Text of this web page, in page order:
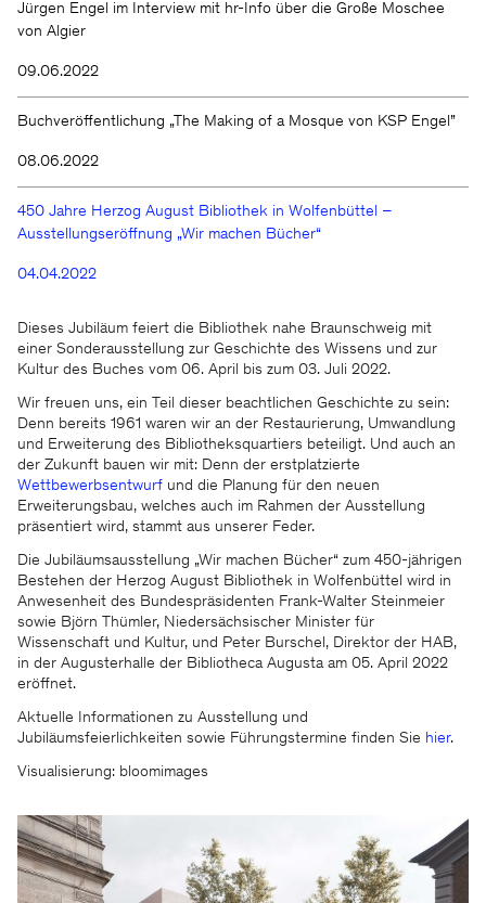
Jürgen Engel im Interview mit hr-Info über die Große Moschee
von Algier
09.06.2022
Buchveröffentlichung „The Making of a Mosque von KSP Engel”
08.06.2022
450 Jahre Herzog August Bibliothek in Wolfenbüttel –
Ausstellungseröffnung „Wir machen Bücher“
04.04.2022
Dieses Jubiläum feiert die Bibliothek nahe Braunschweig mit
einer Sonderausstellung zur Geschichte des Wissens und zur
Kultur des Buches vom 06. April bis zum 03. Juli 2022.
Wir freuen uns, ein Teil dieser beachtlichen Geschichte zu sein:
Denn bereits 1961 waren wir an der Restaurierung, Umwandlung
und Erweiterung des Bibliotheksquartiers beteiligt. Und auch an
der Zukunft bauen wir mit: Denn der erstplatzierte
Wettbewerbsentwurf und die Planung für den neuen
Erweiterungsbau, welches auch im Rahmen der Ausstellung
präsentiert wird, stammt aus unserer Feder.
Die Jubiläumsausstellung „Wir machen Bücher“ zum 450-jährigen
Bestehen der Herzog August Bibliothek in Wolfenbüttel wird in
Anwesenheit des Bundespräsidenten Frank-Walter Steinmeier
sowie Björn Thümler, Niedersächsischer Minister für
Wissenschaft und Kultur, und Peter Burschel, Direktor der HAB,
in der Augusterhalle der Bibliotheca Augusta am 05. April 2022
eröffnet.
Aktuelle Informationen zu Ausstellung und
Jubiläumsfeierlichkeiten sowie Führungstermine finden Sie hier.
Visualisierung: bloomimages
Wir halten Sie gern auf dem
Laufenden.
Presse
Datenschutz
Hinweisgeber